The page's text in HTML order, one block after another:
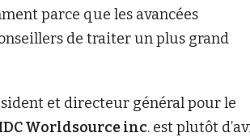
parce que les avancées
de traiter un plus grand
et directeur général pour le
Worldsource inc. est plutôt